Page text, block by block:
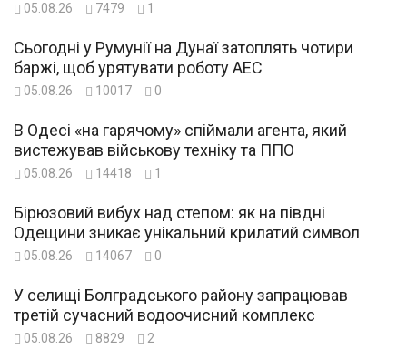
05.08.26 7479 1
Сьогодні у Румунії на Дунаї затоплять чотири
баржі, щоб урятувати роботу АЕС
05.08.26 10017 0
В Одесі «на гарячому» спіймали агента, який
вистежував військову техніку та ППО
05.08.26 14418 1
Бірюзовий вибух над степом: як на півдні
Одещини зникає унікальний крилатий символ
05.08.26 14067 0
У селищі Болградського району запрацював
третій сучасний водоочисний комплекс
05.08.26 8829 2